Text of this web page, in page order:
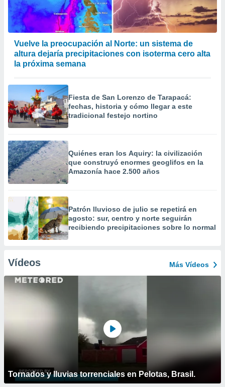
Vuelve la preocupación al Norte: un sistema de
altura dejaría precipitaciones con isoterma cero alta
la próxima semana
Fiesta de San Lorenzo de Tarapacá:
fechas, historia y cómo llegar a este
tradicional festejo nortino
Quiénes eran los Aquiry: la civilización
que construyó enormes geoglifos en la
Amazonía hace 2.500 años
Patrón lluvioso de julio se repetirá en
agosto: sur, centro y norte seguirán
recibiendo precipitaciones sobre lo normal
Vídeos Más Vídeos
Tornados y lluvias torrenciales en Pelotas, Brasil.